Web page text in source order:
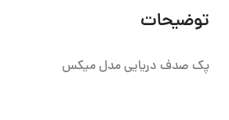
توضیحات
پک صدف دریایی مدل میکس